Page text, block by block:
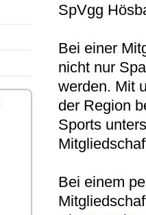
SpVgg
Bei einer
nicht nur
werden. Mit
der Region
Sports
Bei einem